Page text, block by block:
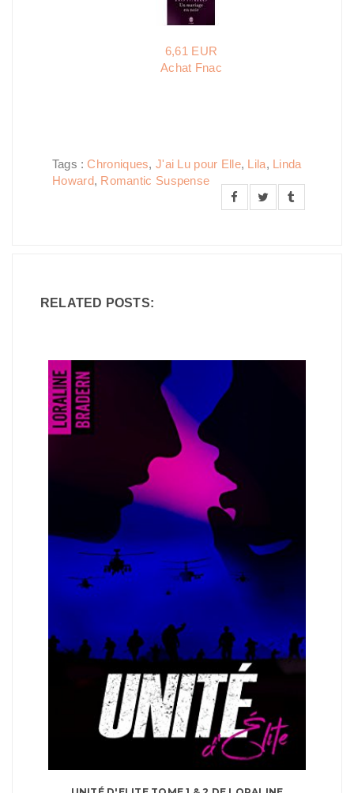
6,61 EUR
Achat Fnac
Tags :Chroniques, J'ai Lu pour Elle, Lila, Linda
Howard, Romantic Suspense
RELATED POSTS: